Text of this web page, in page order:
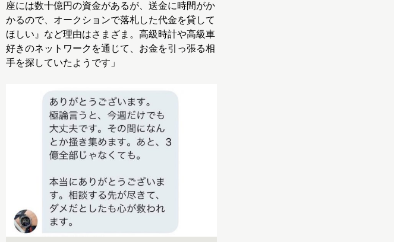
座には数十億円の資金があるが、送金に時間がか
かるので、オークションで落札した代金を貸して
ほしい』など理由はさまざま。高級時計や高級車
好きのネットワークを通じて、お金を引っ張る相
手を探していたようです」